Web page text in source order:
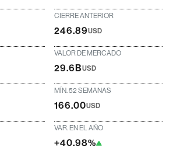
CIERRE ANTERIOR
246.89USD
VALOR DE MERCADO
29.6BUSD
MÍN. 52 SEMANAS
166.00USD
VAR. EN EL AÑO
+40.98%